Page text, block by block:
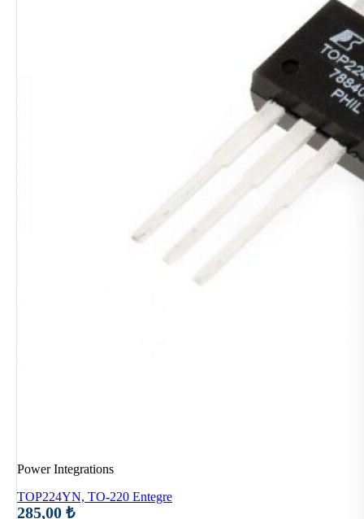
Power Integrations
TOP224YN, TO-220 Entegre
285,00 ₺